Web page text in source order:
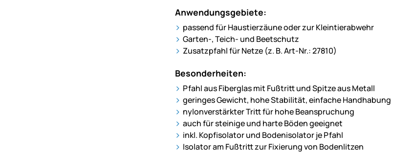
Anwendungsgebiete:
passend für Haustierzäune oder zur Kleintierabwehr
Garten-, Teich- und Beetschutz
Zusatzpfahl für Netze (z. B. Art-Nr.: 27810)
Besonderheiten:
Pfahl aus Fiberglas mit Fußtritt und Spitze aus Metall
geringes Gewicht, hohe Stabilität, einfache Handhabung
nylonverstärkter Tritt für hohe Beanspruchung
auch für steinige und harte Böden geeignet
inkl. Kopfisolator und Bodenisolator je Pfahl
Isolator am Fußtritt zur Fixierung von Bodenlitzen